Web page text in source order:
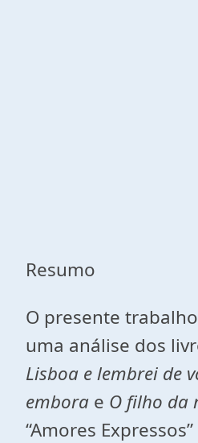
Resumo
O presente
uma análise dos
Lisboa e lembrei de
embora e O filho da
“Amores